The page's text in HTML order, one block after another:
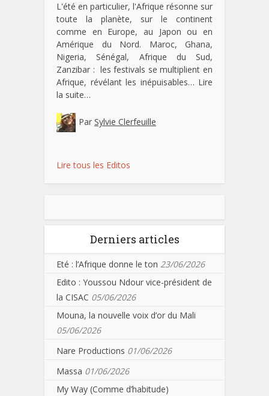
L'été en particulier, l'Afrique résonne sur
toute la planète, sur le continent
comme en Europe, au Japon ou en
Amérique du Nord. Maroc, Ghana,
Nigeria, Sénégal, Afrique du Sud,
Zanzibar : les festivals se multiplient en
Afrique, révélant les inépuisables… Lire
la suite…
Par Sylvie Clerfeuille
Lire tous les Editos
Derniers articles
Eté : l’Afrique donne le ton 23/06/2026
Edito : Youssou Ndour vice-président de
la CISAC 05/06/2026
Mouna, la nouvelle voix d’or du Mali
05/06/2026
Nare Productions 01/06/2026
Massa 01/06/2026
My Way (Comme d’habitude)